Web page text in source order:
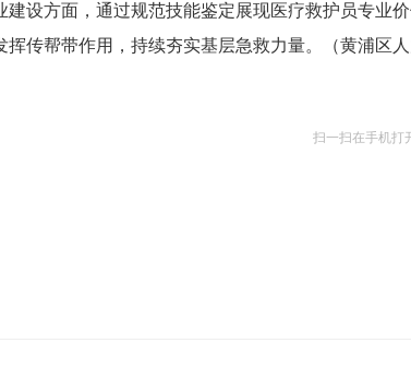
建设方面，通过规范技能鉴定展现医疗救护员专业
挥传帮带作用，持续夯实基层急救力量。（黄浦区人
扫一扫在手机打